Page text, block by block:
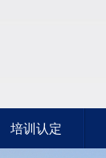
培训认定